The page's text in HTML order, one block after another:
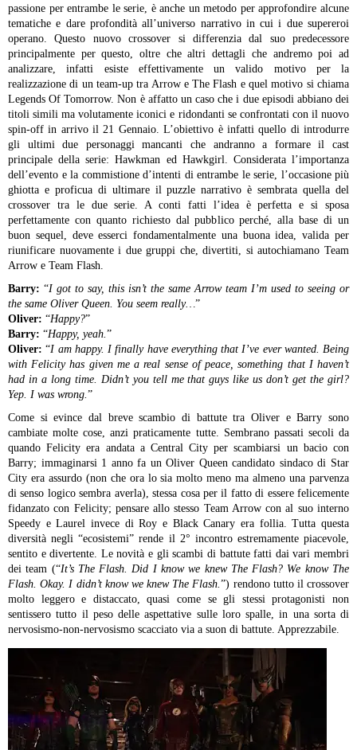
passione per entrambe le serie, è anche un metodo per approfondire alcune
tematiche e dare profondità all’universo narrativo in cui i due supereroi
operano. Questo nuovo crossover si differenzia dal suo predecessore
principalmente per questo, oltre che altri dettagli che andremo poi ad
analizzare, infatti esiste effettivamente un valido motivo per la
realizzazione di un team-up tra Arrow e The Flash e quel motivo si chiama
Legends Of Tomorrow. Non è affatto un caso che i due episodi abbiano dei
titoli simili ma volutamente iconici e ridondanti se confrontati con il nuovo
spin-off in arrivo il 21 Gennaio. L’obiettivo è infatti quello di introdurre
gli ultimi due personaggi mancanti che andranno a formare il cast
principale della serie: Hawkman ed Hawkgirl. Considerata l’importanza
dell’evento e la commistione d’intenti di entrambe le serie, l’occasione più
ghiotta e proficua di ultimare il puzzle narrativo è sembrata quella del
crossover tra le due serie. A conti fatti l’idea è perfetta e si sposa
perfettamente con quanto richiesto dal pubblico perché, alla base di un
buon sequel, deve esserci fondamentalmente una buona idea, valida per
riunificare nuovamente i due gruppi che, divertiti, si autochiamano Team
Arrow e Team Flash.
Barry: “I got to say, this isn’t the same Arrow team I’m used to seeing or
the same Oliver Queen. You seem really…”
Oliver: “Happy?”
Barry: “Happy, yeah.”
Oliver:“I am happy. I finally have everything that I’ve ever wanted. Being
with Felicity has given me a real sense of peace, something that I haven’t
had in a long time. Didn’t you tell me that guys like us don’t get the girl?
Yep. I was wrong.”
Come si evince dal breve scambio di battute tra Oliver e Barry sono
cambiate molte cose, anzi praticamente tutte. Sembrano passati secoli da
quando Felicity era andata a Central City per scambiarsi un bacio con
Barry; immaginarsi 1 anno fa un Oliver Queen candidato sindaco di Star
City era assurdo (non che ora lo sia molto meno ma almeno una parvenza
di senso logico sembra averla), stessa cosa per il fatto di essere felicemente
fidanzato con Felicity; pensare allo stesso Team Arrow con al suo interno
Speedy e Laurel invece di Roy e Black Canary era follia. Tutta questa
diversità negli “ecosistemi” rende il 2° incontro estremamente piacevole,
sentito e divertente. Le novità e gli scambi di battute fatti dai vari membri
dei team (“It’s The Flash. Did I know we knew The Flash? We know The
Flash. Okay. I didn’t know we knew The Flash.”) rendono tutto il crossover
molto leggero e distaccato, quasi come se gli stessi protagonisti non
sentissero tutto il peso delle aspettative sulle loro spalle, in una sorta di
nervosismo-non-nervosismo scacciato via a suon di battute. Apprezzabile.